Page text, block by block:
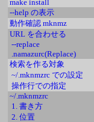
make install
--help の表示
動作確認 mknmz
URL を合わせる
--replace
.namazurc(Replace)
検索を作る対象
~/.mknmzrc での設定
操作行での指定
~/.mknmzrc
1. 書き方
2. 位置